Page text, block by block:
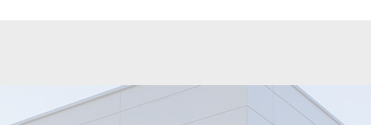
Максимална
консумация